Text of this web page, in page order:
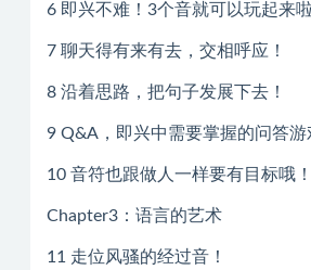
6 即兴不难！3个音就可以玩起来啦
7 聊天得有来有去，交相呼应！
8 沿着思路，把句子发展下去！
9 Q&A，即兴中需要掌握的问答游
10 音符也跟做人一样要有目标哦！
Chapter3：语言的艺术
11 走位风骚的经过音！